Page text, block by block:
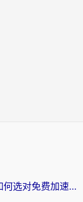
海外党必看：如何选对免费加速器，无缝访问国内资源不踩坑？